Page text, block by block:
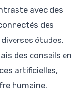
avec des
des
études,
des conseils en
artificielles,
humaine.